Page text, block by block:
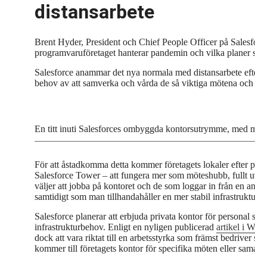
distansarbete
Brent Hyder, President och Chief People Officer på
programvaruföretaget hanterar pandemin och vilka planer
Salesforce anammar det nya normala med distansarbete
behov av att samverka och vårda de så viktiga mötena
En titt inuti Salesforces ombyggda kontorsutrymme, med
För att åstadkomma detta kommer företagets lokaler
Salesforce Tower – att fungera mer som möteshubb, fullt
väljer att jobba på kontoret och de som loggar in från en
samtidigt som man tillhandahåller en mer stabil
Salesforce planerar att erbjuda privata kontor för
infrastrukturbehov. Enligt en nyligen publicerad artikel i
dock att vara riktat till en arbetsstyrka som främst
kommer till företagets kontor för specifika möten eller